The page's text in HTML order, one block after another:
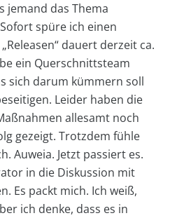
jemand das Thema
spüre ich einen
dauert derzeit ca.
ein Querschnittsteam
sich darum kümmern soll
Leider haben die
allesamt noch
gezeigt. Trotzdem fühle
Auweia. Jetzt passiert es.
in die Diskussion mit
Es packt mich. Ich weiß,
ich denke, dass es in